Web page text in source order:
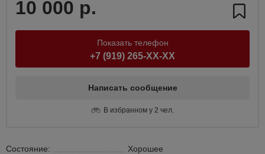
10 000 р.
Показать телефон
+7 (919) 265-XX-XX
Написать сообщение
В избранном у 2 чел.
Состояние:
Хорошее